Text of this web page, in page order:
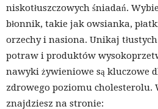
niskotłuszczowych śniadań.
błonnik, takie jak owsianka,
orzechy i nasiona. Unikaj
potraw i produktów
nawyki żywieniowe są kluczowe
zdrowego poziomu cholesterolu.
znajdziesz na stronie: